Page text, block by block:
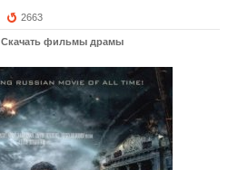
2663
Скачать фильмы драмы